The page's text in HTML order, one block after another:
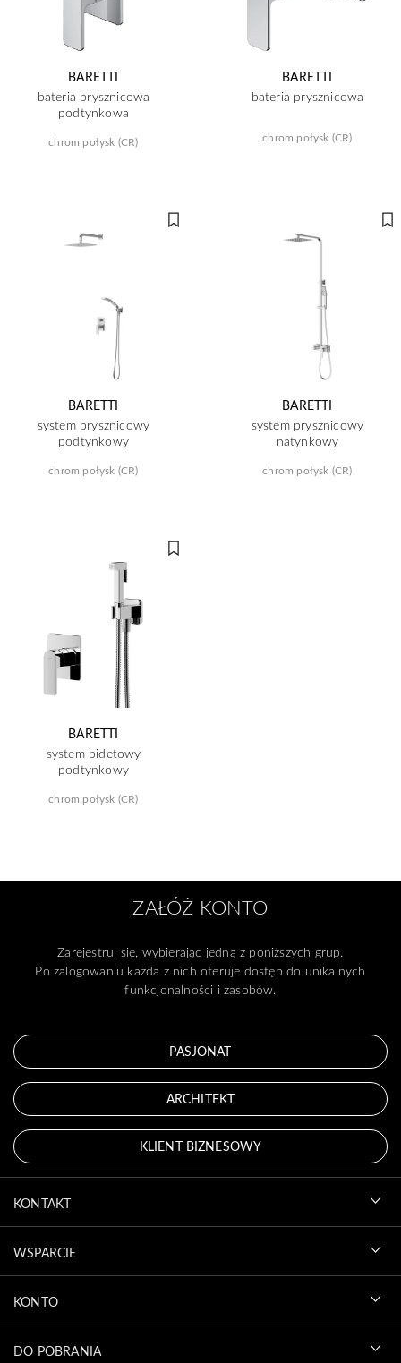
BARETTI
bateria prysznicowa
podtynkowa
chrom połysk (CR)
BARETTI
bateria prysznicowa
chrom połysk (CR)
BARETTI
system prysznicowy
podtynkowy
chrom połysk (CR)
BARETTI
system prysznicowy
natynkowy
chrom połysk (CR)
BARETTI
system bidetowy
podtynkowy
chrom połysk (CR)
ZAŁÓŻ KONTO
Zarejestruj się, wybierając jedną z poniższych grup.
Po zalogowaniu każda z nich oferuje dostęp do unikalnych
funkcjonalności i zasobów.
PASJONAT
ARCHITEKT
KLIENT BIZNESOWY
KONTAKT
WSPARCIE
KONTO
DO POBRANIA